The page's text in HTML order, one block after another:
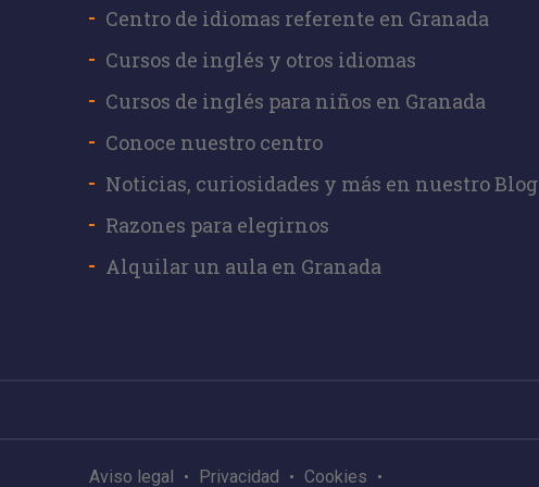
Centro de idiomas referente en Granada
Cursos de inglés y otros idiomas
Cursos de inglés para niños en Granada
Conoce nuestro centro
Noticias, curiosidades y más en nuestro Blog
Razones para elegirnos
Alquilar un aula en Granada
Aviso legal Privacidad Cookies